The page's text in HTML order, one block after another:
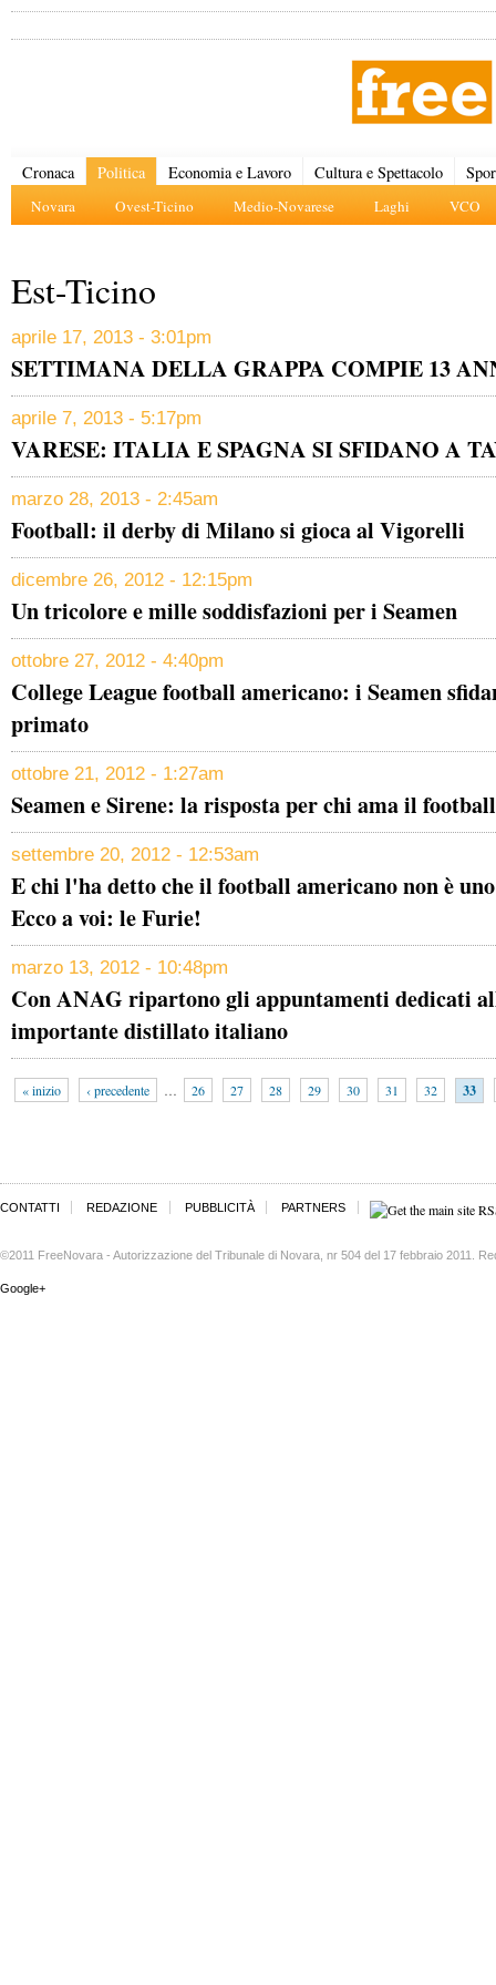
Cronaca Politica
Novara Ovest-Ticino Medio-Novarese Laghi VCO
Economia e Lavoro Cultura e Spettacolo
Est-Ticino
aprile 17, 2013 - 3:01pm
SETTIMANA DELLA GRAPPA COMPIE 13
aprile 7, 2013 - 5:17pm
VARESE: ITALIA E SPAGNA SI SFIDANO A
marzo 28, 2013 - 2:45am
Football: il derby di Milano si gioca al Vigorelli
dicembre 26, 2012 - 12:15pm
Un tricolore e mille soddisfazioni per i Seamen
ottobre 27, 2012 - 4:40pm
College League football americano: i Seamen
primato
ottobre 21, 2012 - 1:27am
Seamen e Sirene: la risposta per chi ama il
settembre 20, 2012 - 12:53am
E chi l'ha detto che il football americano non è
Ecco a voi: le Furie!
marzo 13, 2012 - 10:48pm
Con ANAG ripartono gli appuntamenti dedicati
importante distillato italiano
« inizio ‹ precedente … 26 27 28 29 30 31 32 33
CONTATTI REDAZIONE PUBBLICITÀ PARTNERS
©2011 FreeNovara - Autorizzazione del Tribunale di Novara, nr 504 del 17 febbraio 2011.
Google+